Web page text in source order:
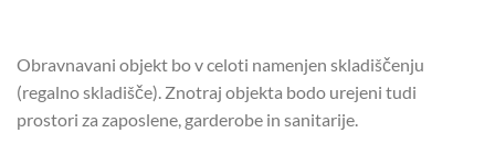
Obravnavani objekt bo v celoti namenjen skladiščenju
(regalno skladišče). Znotraj objekta bodo urejeni tudi
prostori za zaposlene, garderobe in sanitarije.